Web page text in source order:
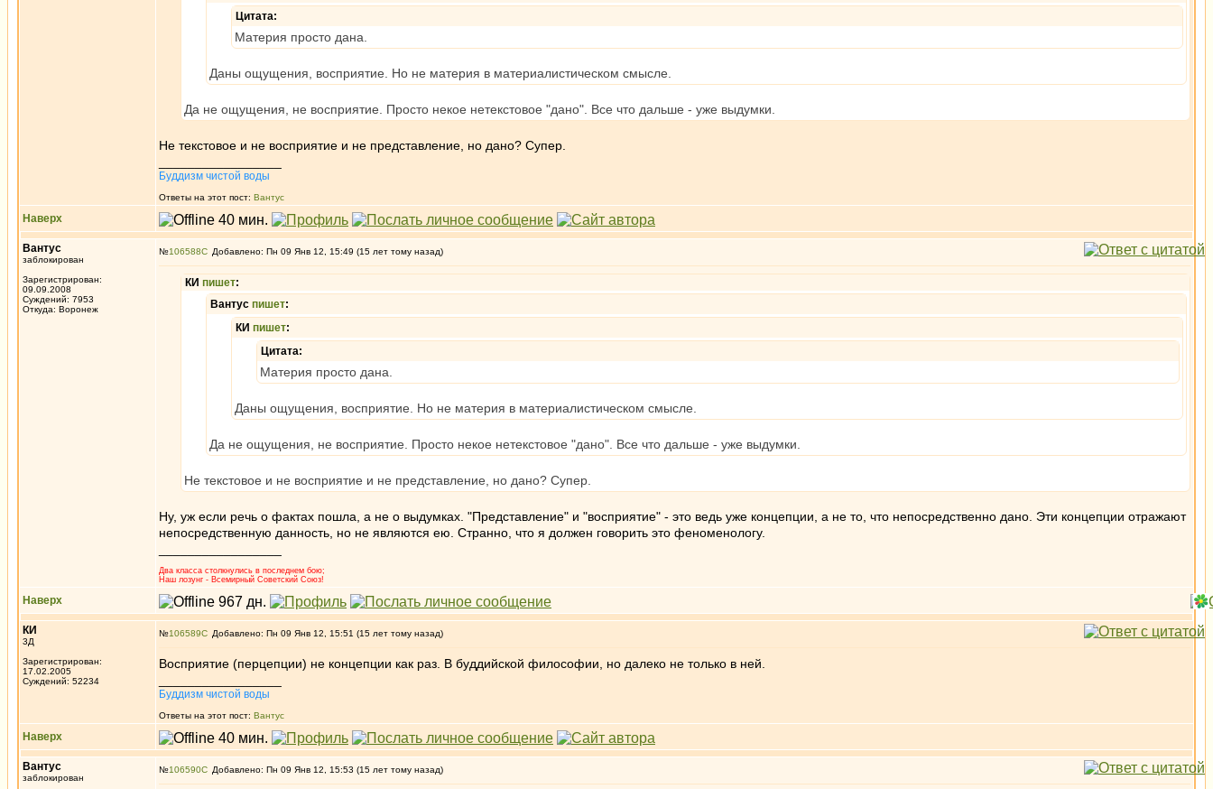
Цитата:
Материя просто дана.
Даны ощущения, восприятие. Но не материя в материалистическом смысле.
Да не ощущения, не восприятие. Просто некое нетекстовое "дано". Все что дальше - уже выдумки.
Не текстовое и не восприятие и не представление, но дано? Супер.
Буддизм чистой воды
Ответы на этот пост: Вантус
Наверх
Вантус
заблокирован
Зарегистрирован:
09.09.2008
Суждений: 7953
Откуда: Воронеж
№106588 Добавлено: Пн 09 Янв 12, 15:49 (15 лет тому назад)
КИ пишет:
Вантус пишет:
КИ пишет:
Цитата:
Материя просто дана.
Даны ощущения, восприятие. Но не материя в материалистическом смысле.
Да не ощущения, не восприятие. Просто некое нетекстовое "дано". Все что дальше - уже выдумки.
Не текстовое и не восприятие и не представление, но дано? Супер.
Ну, уж если речь о фактах пошла, а не о выдумках. "Представление" и "восприятие" - это ведь уже концепции, а не то, что непосредственно дано. Эти концепции отражают
непосредственную данность, но не являются ею. Странно, что я должен говорить это феноменологу.
Два класса столкнулись в последнем бою;
Наш лозунг - Всемирный Советский Союз!
Наверх
КИ
3Д
Зарегистрирован:
17.02.2005
Суждений: 52234
№106589 Добавлено: Пн 09 Янв 12, 15:51 (15 лет тому назад)
Восприятие (перцепции) не концепции как раз. В буддийской философии, но далеко не только в ней.
Буддизм чистой воды
Ответы на этот пост: Вантус
Наверх
Вантус
заблокирован
№106590 Добавлено: Пн 09 Янв 12, 15:53 (15 лет тому назад)